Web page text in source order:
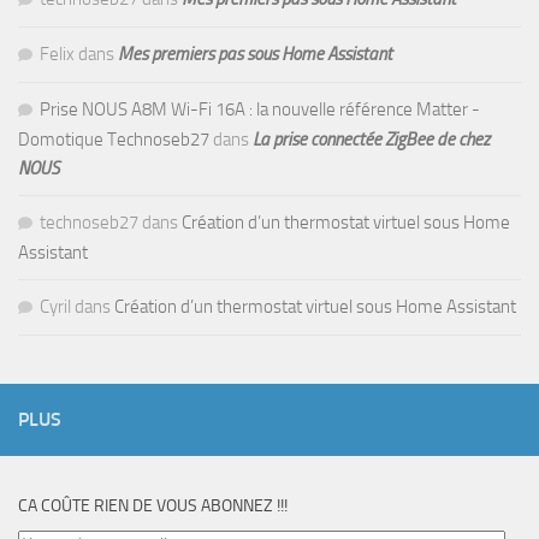
Felix dans Mes premiers pas sous Home Assistant
Prise NOUS A8M Wi-Fi 16A : la nouvelle référence Matter -
Domotique Technoseb27 dans La prise connectée ZigBee de chez
NOUS
technoseb27 dans Création d’un thermostat virtuel sous Home
Assistant
Cyril dans Création d’un thermostat virtuel sous Home Assistant
PLUS
CA COÛTE RIEN DE VOUS ABONNEZ !!!